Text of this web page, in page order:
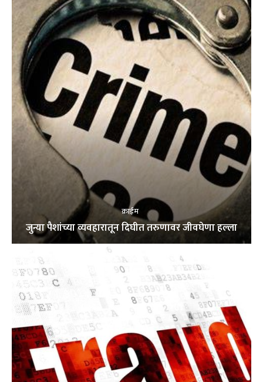
क्राईम
जुन्या पैशांच्या व्यवहारातून दिघीत तरुणावर जीवघेणा हल्ला